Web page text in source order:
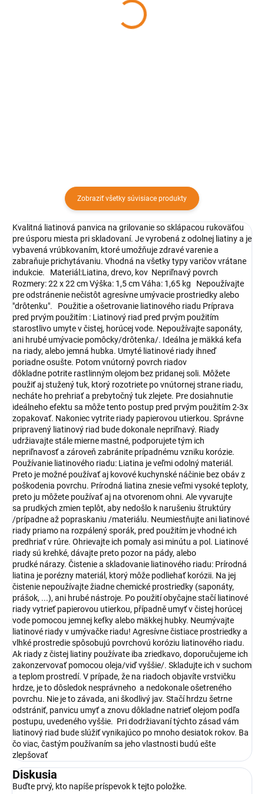
Zobraziť všetky súvisiace produkty
Kvalitná liatinová panvica na grilovanie so sklápacou rukoväťou
pre úsporu miesta pri skladovaní. Je vyrobená z odolnej liatiny a je
vybavená vrúbkovaním, ktoré umožňuje zdravé varenie a
zabraňuje prichytávaniu. Vhodná na všetky typy varičov vrátane
indukcie. Materiál:Liatina, drevo, kov Nepriľnavý povrch
Rozmery: 22 x 22 cm Výška: 1,5 cm Váha: 1,65 kg Nepoužívajte
pre odstránenie nečistôt agresívne umývacie prostriedky alebo
"drôtenku". Použitie a ošetrovanie liatinového riadu Príprava
pred prvým použitím : Liatinový riad pred prvým použitím
starostlivo umyte v čistej, horúcej vode. Nepoužívajte saponáty,
ani hrubé umývacie pomôcky/drôtenka/. Ideálna je mäkká kefa
na riady, alebo jemná hubka. Umyté liatinové riady ihneď
poriadne osušte. Potom vnútorný povrch riadov
dôkladne potrite rastlinným olejom bez pridanej soli. Môžete
použiť aj stužený tuk, ktorý rozotriete po vnútornej strane riadu,
necháte ho prehriať a prebytočný tuk zlejete. Pre dosiahnutie
ideálneho efektu sa môže tento postup pred prvým použitím 2-3x
zopakovať. Nakoniec vytrite riady papierovou utierkou. Správne
pripravený liatinový riad bude dokonale nepriľnavý. Riady
udržiavajte stále mierne mastné, podporujete tým ich
nepriľnavosť a zároveň zabránite prípadnému vzniku korózie.
Používanie liatinového riadu: Liatina je veľmi odolný materiál.
Preto je možné používať aj kovové kuchynské náčinie bez obáv z
poškodenia povrchu. Prírodná liatina znesie veľmi vysoké teploty,
preto ju môžete používať aj na otvorenom ohni. Ale vyvarujte
sa prudkých zmien teplôt, aby nedošlo k narušeniu štruktúry
/prípadne až popraskaniu /materiálu. Neumiestňujte ani liatinové
riady priamo na rozpálený sporák, pred použitím je vhodné ich
predhriať v rúre. Ohrievajte ich pomaly asi minútu a pol. Liatinové
riady sú krehké, dávajte preto pozor na pády, alebo
prudké nárazy. Čistenie a skladovanie liatinového riadu: Prírodná
liatina je porézny materiál, ktorý môže podliehať korózii. Na jej
čistenie nepoužívajte žiadne chemické prostriedky (saponáty,
prášok, ...), ani hrubé nástroje. Po použití obyčajne stačí liatinové
riady vytrieť papierovou utierkou, případně umyť v čistej horúcej
vode pomocou jemnej kefky alebo mäkkej hubky. Neumývajte
liatinové riady v umývačke riadu! Agresívne čistiace prostriedky a
vlhké prostredie spôsobujú povrchovú koróziu liatinového riadu.
Ak riady z čistej liatiny používate iba zriedkavo, doporučujeme ich
zakonzervovať pomocou oleja/viď vyššie/. Skladujte ich v suchom
a teplom prostredí. V prípade, že na riadoch objavíte vrstvičku
hrdze, je to dôsledok nesprávneho a nedokonale ošetreného
povrchu. Nie je to závada, ani škodlivý jav. Stačí hrdzu šetrne
odstrániť, panvicu umyť a znovu dôkladne natrieť olejom podľa
postupu, uvedeného vyššie. Pri dodržiavaní týchto zásad vám
liatinový riad bude slúžiť vynikajúco po mnoho desiatok rokov. Ba
čo viac, častým používaním sa jeho vlastnosti budú ešte
zlepšovať
Diskusia
Buďte prvý, kto napíše príspevok k tejto položke.